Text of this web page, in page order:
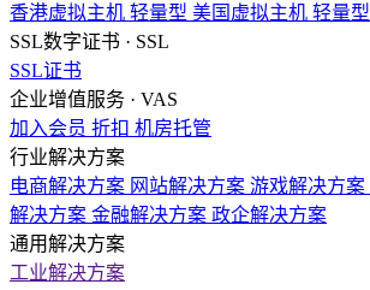
香港虚拟主机 轻量型 美国虚拟主机 轻量型
SSL数字证书 · SSL
SSL证书
企业增值服务 · VAS
加入会员 折扣 机房托管
行业解决方案
电商解决方案 网站解决方案 游戏解决方案
解决方案 金融解决方案 政企解决方案
通用解决方案
工业解决方案